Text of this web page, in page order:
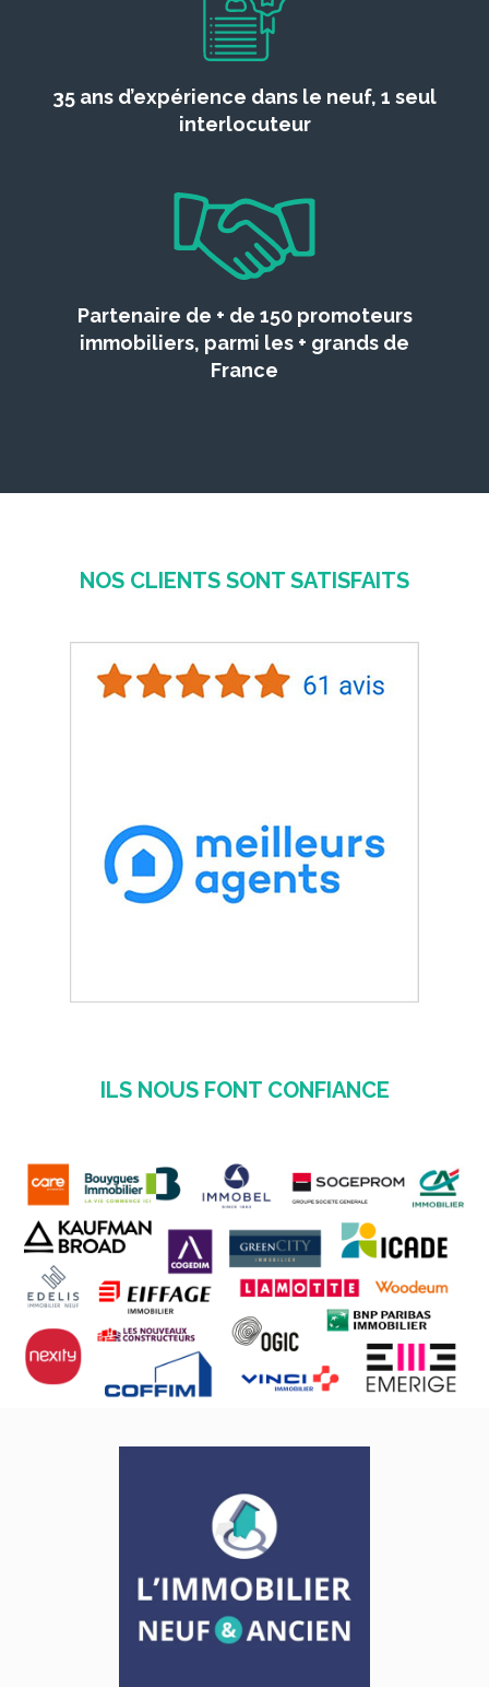
35 ans d’expérience dans le neuf, 1 seul
interlocuteur
Partenaire de + de 150 promoteurs
immobiliers, parmi les + grands de
France
NOS CLIENTS SONT SATISFAITS
ILS NOUS FONT CONFIANCE